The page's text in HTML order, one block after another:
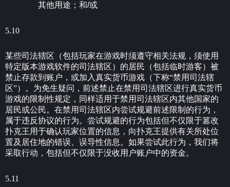
其他用途；和/或
5.10
某些司法辖区（包括玩家在游戏时须遵守相关法规，须使用
特定版本游戏软件的司法辖区）的居民（包括临时游客）被
禁止存款到账户，或加入真实货币游戏（下称“禁用司法辖
区”）。为免生疑问，前述禁止在禁用司法辖区进行真实货币
游戏的限制性规定，同样适用于禁用司法辖区内其他国家的
居民或公民。在禁用司法辖区内尝试规避前述限制的行为，
属于违反协议的行为。尝试规避的行为包括但不仅限于篡改
扑克王用于确认玩家位置的信息，向扑克王提供有关所处位
置及居住地的错误、误导性信息。如果尝试此行为，我们将
采取行动，包括但不仅限于没收用户账户中的资金。
5.11